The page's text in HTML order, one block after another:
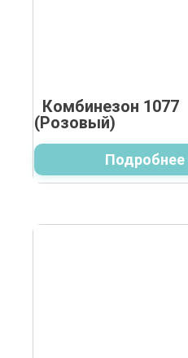
Комбинезон 1077
(Розовый)
Подробнее